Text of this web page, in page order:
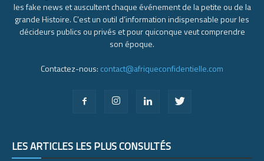
les fake news et auscultent chaque événement de la petite ou de la
grande Histoire. C’est un outil d’information indispensable pour les
décideurs publics ou privés et pour quiconque veut comprendre
son époque.
Contactez-nous: contact@afriqueconfidentielle.com
LES ARTICLES LES PLUS CONSULTÉS